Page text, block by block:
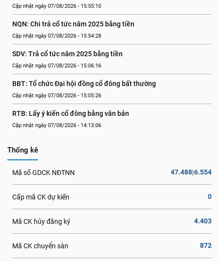
Cập nhật ngày 07/08/2026 - 15:55:10
NQN: Chi trả cổ tức năm 2025 bằng tiền
Cập nhật ngày 07/08/2026 - 15:54:28
SDV: Trả cổ tức năm 2025 bằng tiền
Cập nhật ngày 07/08/2026 - 15:06:16
BBT: Tổ chức Đại hội đồng cổ đông bất thường
Cập nhật ngày 07/08/2026 - 15:05:26
RTB: Lấy ý kiến cổ đông bằng văn bản
Cập nhật ngày 07/08/2026 - 14:13:06
Thống kê
Mã số GDCK NĐTNN 47.488|6.554
Cấp mã CK dự kiến 0
Mã CK hủy đăng ký 4.403
Mã CK chuyển sàn 872